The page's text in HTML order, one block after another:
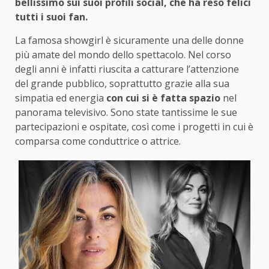
tutti i suoi fan.
La famosa showgirl è sicuramente una delle donne
più amate del mondo dello spettacolo. Nel corso
degli anni è infatti riuscita a catturare l’attenzione
del grande pubblico, soprattutto grazie alla sua
simpatia ed energia con cui si è fatta spazio nel
panorama televisivo. Sono state tantissime le sue
partecipazioni e ospitate, così come i progetti in cui è
comparsa come conduttrice o attrice.